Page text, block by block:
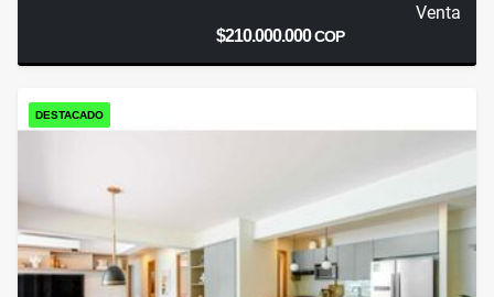
Venta
$210.000.000COP
DESTACADO